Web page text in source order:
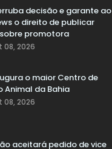
decisão e garante ao
o direito de publicar
promotora
08, 2026
o maior Centro de
Animal da Bahia
08, 2026
aceitará pedido de vice